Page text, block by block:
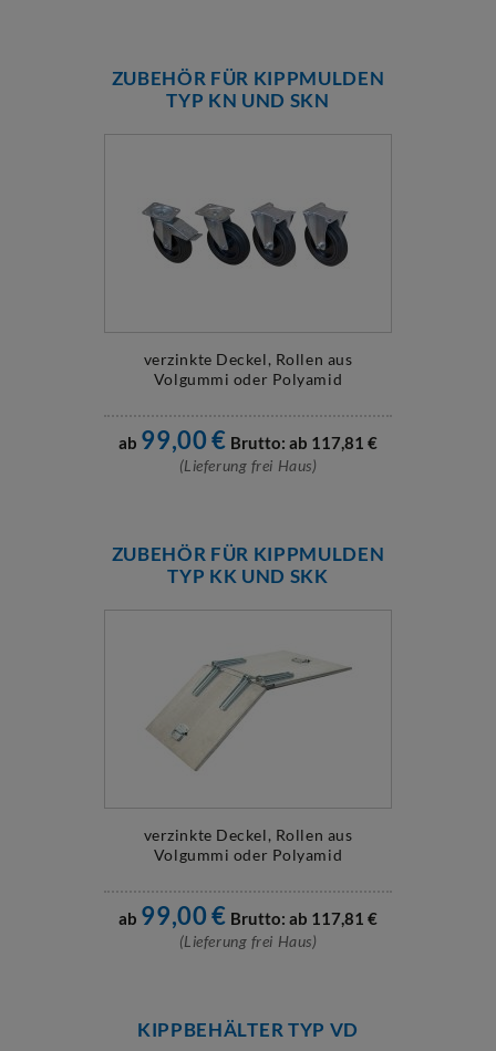
ZUBEHÖR FÜR KIPPMULDEN
TYP KN UND SKN
verzinkte Deckel, Rollen aus
Volgummi oder Polyamid
ab 99,00€ Brutto: ab 117,81 €
(Lieferung frei Haus)
ZUBEHÖR FÜR KIPPMULDEN
TYP KK UND SKK
verzinkte Deckel, Rollen aus
Volgummi oder Polyamid
ab 99,00€ Brutto: ab 117,81 €
(Lieferung frei Haus)
KIPPBEHÄLTER TYP VD